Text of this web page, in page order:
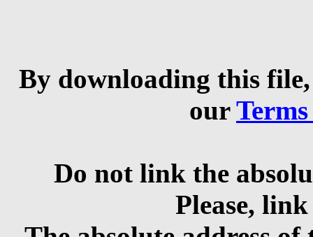
By downloading this
our
Do not link the
Please,